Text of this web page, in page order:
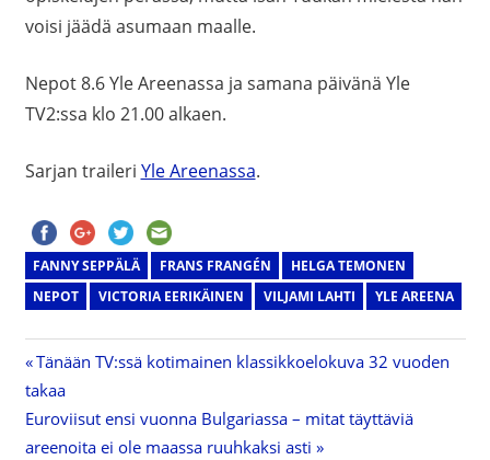
voisi jäädä asumaan maalle.
Nepot 8.6 Yle Areenassa ja samana päivänä Yle
TV2:ssa klo 21.00 alkaen.
Sarjan traileri Yle Areenassa.
FANNY SEPPÄLÄ FRANS FRANGÉN
HELGA TEMONEN
NEPOT
VICTORIA EERIKÄINEN VILJAMI LAHTI YLE AREENA
Artikkelien
selaus
Previous
Post:
Tänään TV:ssä kotimainen klassikkoelokuva 32 vuoden
takaa
Next
Post:
Euroviisut ensi vuonna Bulgariassa – mitat täyttäviä
areenoita ei ole maassa ruuhkaksi asti